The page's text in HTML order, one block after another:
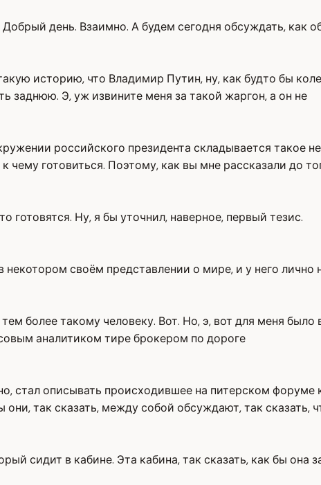
день. Взаимно. А будем сегодня обсуждать, как
историю, что Владимир Путин, ну, как будто бы
заднюю. Э, уж извините меня за такой жаргон, а он не
российского президента складывается такое
чему готовиться. Поэтому, как вы мне рассказали до
готовятся. Ну, я бы уточнил, наверное, первый тезис.
своём представлении о мире, и у него
более такому человеку. Вот. Но, э, вот для меня
аналитиком тире брокером по дороге
стал описывать происходившее на питерском
так сказать, между собой обсуждают, так сказать,
сидит в кабине. Эта кабина, так сказать, как бы